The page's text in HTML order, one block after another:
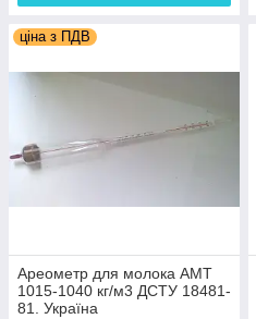
ціна з ПДВ
Ареометр для молока АМТ
1015-1040 кг/м3 ДСТУ 18481-
81. Україна